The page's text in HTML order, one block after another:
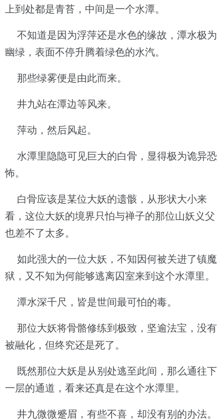
上到处都是青苔，中间是一个水潭。
不知道是因为浮萍还是水色的缘故，潭水极为
幽绿，表面不停升腾着绿色的水汽。
那些绿雾便是由此而来。
井九站在潭边等风来。
萍动，然后风起。
水潭里隐隐可见巨大的白骨，显得极为诡异恐
怖。
白骨应该是某位大妖的遗骸，从形状大小来
看，这位大妖的境界只怕与禅子的那位山妖义父
也差不了太多。
如此强大的一位大妖，不知因何被关进了镇魔
狱，又不知为何能够逃离囚室来到这个水潭里。
潭水深千尺，皆是世间最可怕的毒。
那位大妖将骨骼修练到极致，坚逾法宝，没有
被融化，但终究还是死了。
既然那位大妖是从别处逃至此间，那么通往下
一层的通道，看来还真是在这个水潭里。
井九微微蹙眉，有些不喜，却没有别的办法。